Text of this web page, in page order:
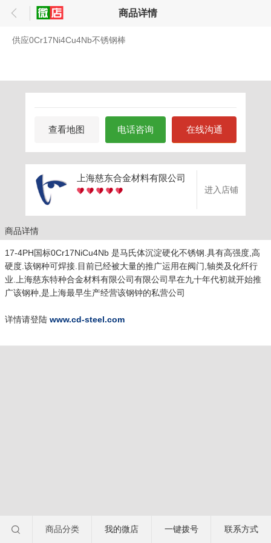
商品详情
供应0Cr17Ni4Cu4Nb不锈钢棒
查看地图 电话咨询 在线沟通
上海慈东合金材料有限公司
进入店铺
商品详情
17-4PH国标0Cr17NiCu4Nb 是马氏体沉淀硬化不锈钢.具有高强度,高
硬度.该钢种可焊接.目前已经被大量的推广运用在阀门,轴类及化纤行
业.上海慈东特种合金材料有限公司有限公司早在九十年代初就开始推
广该钢种,是上海最早生产经营该钢钟的私营公司
详情请登陆 www.cd-steel.com
商品分类 我的微店 一键拨号 联系方式